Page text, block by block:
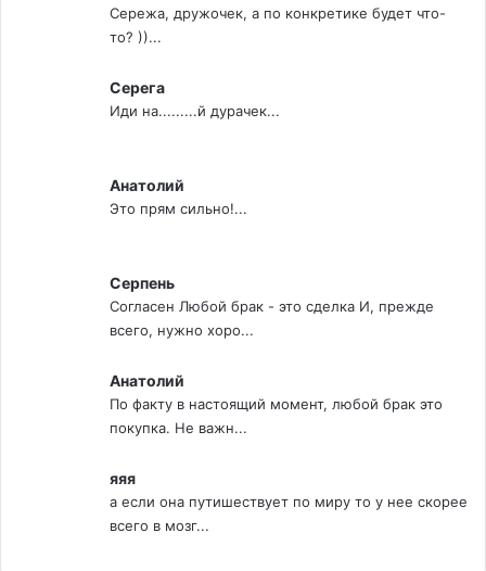
Сережа, дружочек, а по конкретике будет что-
то? ))...
Серега
Иди на.........й дурачек...
Анатолий
Это прям сильно!...
Серпень
Согласен Любой брак - это сделка И, прежде
всего, нужно хоро...
Анатолий
По факту в настоящий момент, любой брак это
покупка. Не важн...
яяя
а если она путишествует по миру то у нее скорее
всего в мозг...